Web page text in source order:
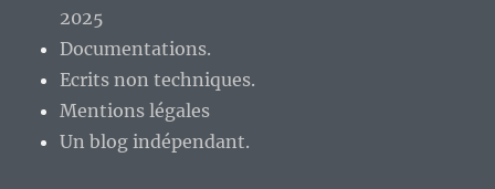
2025
Documentations.
Ecrits non techniques.
Mentions légales
Un blog indépendant.